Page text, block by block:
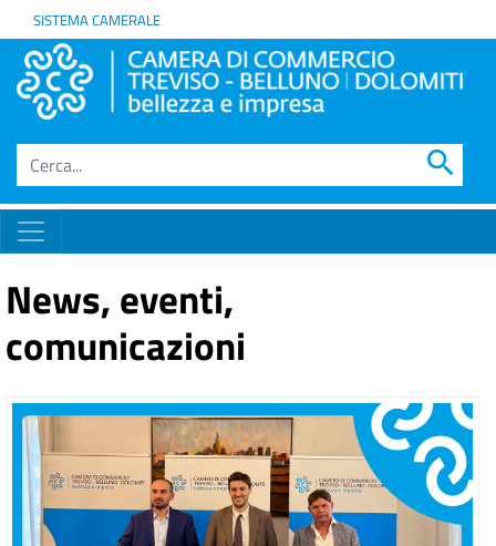
SISTEMA CAMERALE
search
News, eventi,
comunicazioni